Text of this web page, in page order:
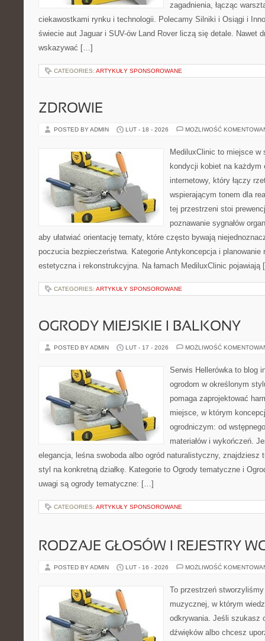
zagadnienia, łącząc
ciekawostkami rynku i technologii. Polecamy Silniki i Osiągi i
świecie aut Jaguar i SUV-ów Land Rover liczą się detale. Nawet
wskazywać […]
CATEGORIES: ARTYKUŁY SPONSOROWANE
ZDROWIE
POSTED BY ADMIN LUT - 18 - 2026 MOŻLIWOŚĆ
MediluxClinic to miejsce
kondycji kobiet na każdym
internetowy, który łączy
wspierającym tonem dla
tej przestrzeni stoi
poznawanie sygnałów
aby ułatwiać orientację tematy, które często bywają
poczucia bezpieczeństwa. Kategorie Antykoncepcja i planowanie
estetyczna i rekonstrukcyjna. Na łamach MediluxClinic
CATEGORIES: ARTYKUŁY SPONSOROWANE
OGRODY MIEJSKIE I BALKONY
POSTED BY ADMIN LUT - 17 - 2026 MOŻLIWOŚĆ
Serwis Hellerówka to blog
ogrodom w określonym
pomaga zaprojektować
miejsce, w którym
ogrodniczym: od
materiałów i wykończeń.
elegancja, leśna swoboda albo ogród naturalistyczny, znajdziesz
styl na konkretną działkę. Kategorie to Ogrody tematyczne i
uwagi są ogrody tematyczne: […]
CATEGORIES: ARTYKUŁY SPONSOROWANE
RODZAJE GŁOSÓW I REJESTRY
POSTED BY ADMIN LUT - 16 - 2026 MOŻLIWOŚĆ
To przestrzeń
muzycznej, w którym
odkrywania. Jeśli szukasz
dźwięków albo chcesz